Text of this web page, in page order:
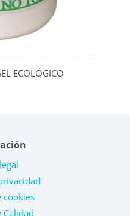
ECOLÓGICO
cookies
Calidad